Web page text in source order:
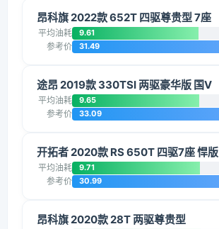
昂科旗 2022款 652T 四驱尊贵型 7座
平均油耗 9.61
参考价 31.49
途昂 2019款 330TSI 两驱豪华版 国V
平均油耗 9.65
参考价 33.09
开拓者 2020款 RS 650T 四驱7座 悍版
平均油耗 9.71
参考价 30.99
昂科旗 2020款 28T 两驱尊贵型